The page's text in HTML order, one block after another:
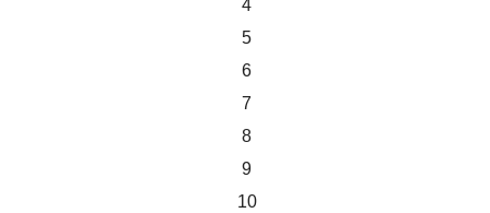
4
5
6
7
8
9
10